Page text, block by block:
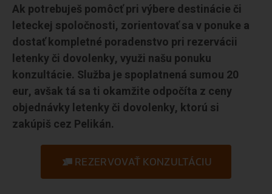
Ak potrebuješ pomôcť pri výbere destinácie či
leteckej spoločnosti, zorientovať sa v ponuke a
dostať kompletné poradenstvo pri rezervácii
letenky či dovolenky, využi našu ponuku
konzultácie. Služba je spoplatnená sumou 20
eur, avšak tá sa ti okamžite odpočíta z ceny
objednávky letenky či dovolenky, ktorú si
zakúpiš cez Pelikán.
REZERVOVAŤ KONZULTÁCIU